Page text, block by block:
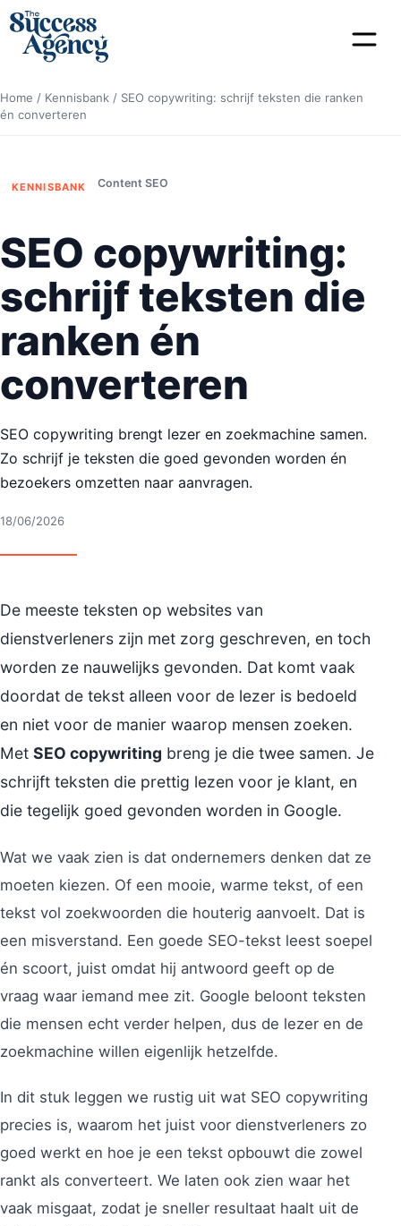
Home / Kennisbank / SEO copywriting: schrijf teksten die ranken
én converteren
KENNISBANK Content SEO
SEO copywriting:
schrijf teksten die
ranken én
converteren
SEO copywriting brengt lezer en zoekmachine samen.
Zo schrijf je teksten die goed gevonden worden én
bezoekers omzetten naar aanvragen.
18/06/2026
De meeste teksten op websites van
dienstverleners zijn met zorg geschreven, en toch
worden ze nauwelijks gevonden. Dat komt vaak
doordat de tekst alleen voor de lezer is bedoeld
en niet voor de manier waarop mensen zoeken.
Met SEO copywriting breng je die twee samen. Je
schrijft teksten die prettig lezen voor je klant, en
die tegelijk goed gevonden worden in Google.
Wat we vaak zien is dat ondernemers denken dat ze
moeten kiezen. Of een mooie, warme tekst, of een
tekst vol zoekwoorden die houterig aanvoelt. Dat is
een misverstand. Een goede SEO-tekst leest soepel
én scoort, juist omdat hij antwoord geeft op de
vraag waar iemand mee zit. Google beloont teksten
die mensen echt verder helpen, dus de lezer en de
zoekmachine willen eigenlijk hetzelfde.
In dit stuk leggen we rustig uit wat SEO copywriting
precies is, waarom het juist voor dienstverleners zo
goed werkt en hoe je een tekst opbouwt die zowel
rankt als converteert. We laten ook zien waar het
vaak misgaat, zodat je sneller resultaat haalt uit de